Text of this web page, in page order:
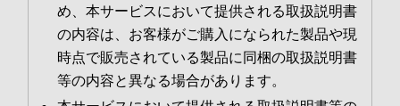
め、本サービスにおいて提供される取扱説明書
の内容は、お客様がご購入になられた製品や現
時点で販売されている製品に同梱の取扱説明書
等の内容と異なる場合があります。